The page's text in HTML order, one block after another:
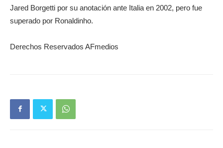
Jared Borgetti por su anotación ante Italia en 2002, pero fue
superado por Ronaldinho.
Derechos Reservados AFmedios